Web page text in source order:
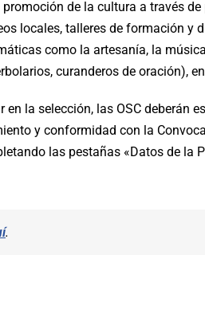
de la cultura a través
locales, talleres de formación y
como la artesanía, la
curanderos de oración),
la selección, las OSC deberán
y conformidad con la
las pestañas «Datos de la
.